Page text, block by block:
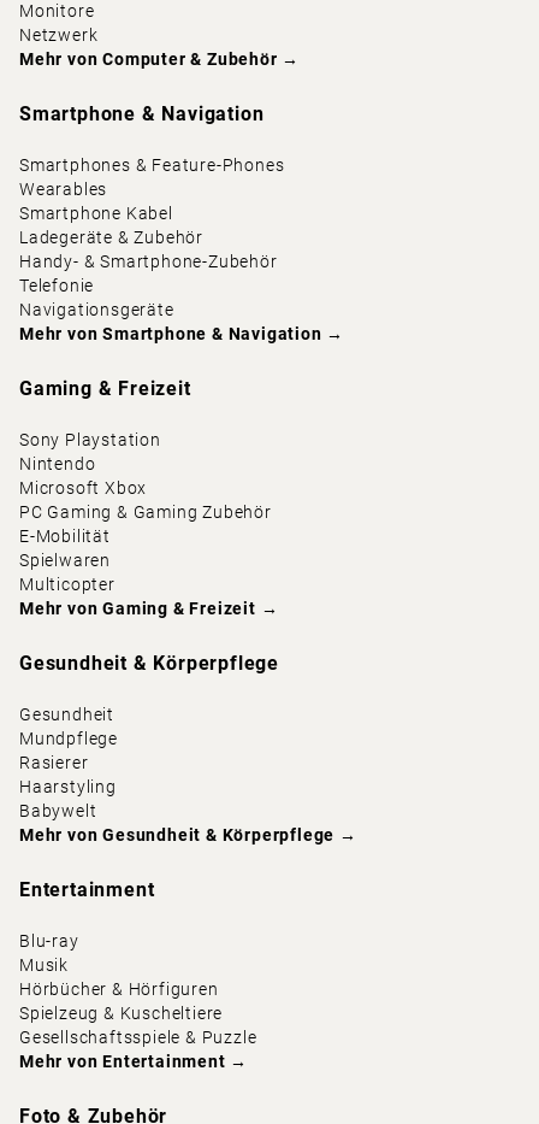
Monitore
Netzwerk
Mehr von Computer & Zubehör →
Smartphone & Navigation
Smartphones & Feature-Phones
Wearables
Smartphone Kabel
Ladegeräte & Zubehör
Handy- & Smartphone-Zubehör
Telefonie
Navigationsgeräte
Mehr von Smartphone & Navigation →
Gaming & Freizeit
Sony Playstation
Nintendo
Microsoft Xbox
PC Gaming & Gaming Zubehör
E-Mobilität
Spielwaren
Multicopter
Mehr von Gaming & Freizeit →
Gesundheit & Körperpflege
Gesundheit
Mundpflege
Rasierer
Haarstyling
Babywelt
Mehr von Gesundheit & Körperpflege →
Entertainment
Blu-ray
Musik
Hörbücher & Hörfiguren
Spielzeug & Kuscheltiere
Gesellschaftsspiele & Puzzle
Mehr von Entertainment →
Foto & Zubehör